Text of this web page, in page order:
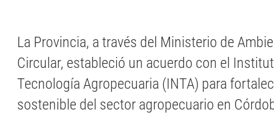
La Provincia, a través del Ministerio de
Circular, estableció un acuerdo con el
Tecnología Agropecuaria (INTA) para
sostenible del sector agropecuario en